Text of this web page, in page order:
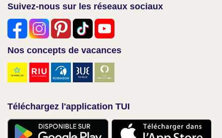
Suivez-nous sur les réseaux sociaux
Nos concepts de vacances
Téléchargez l'application TUI